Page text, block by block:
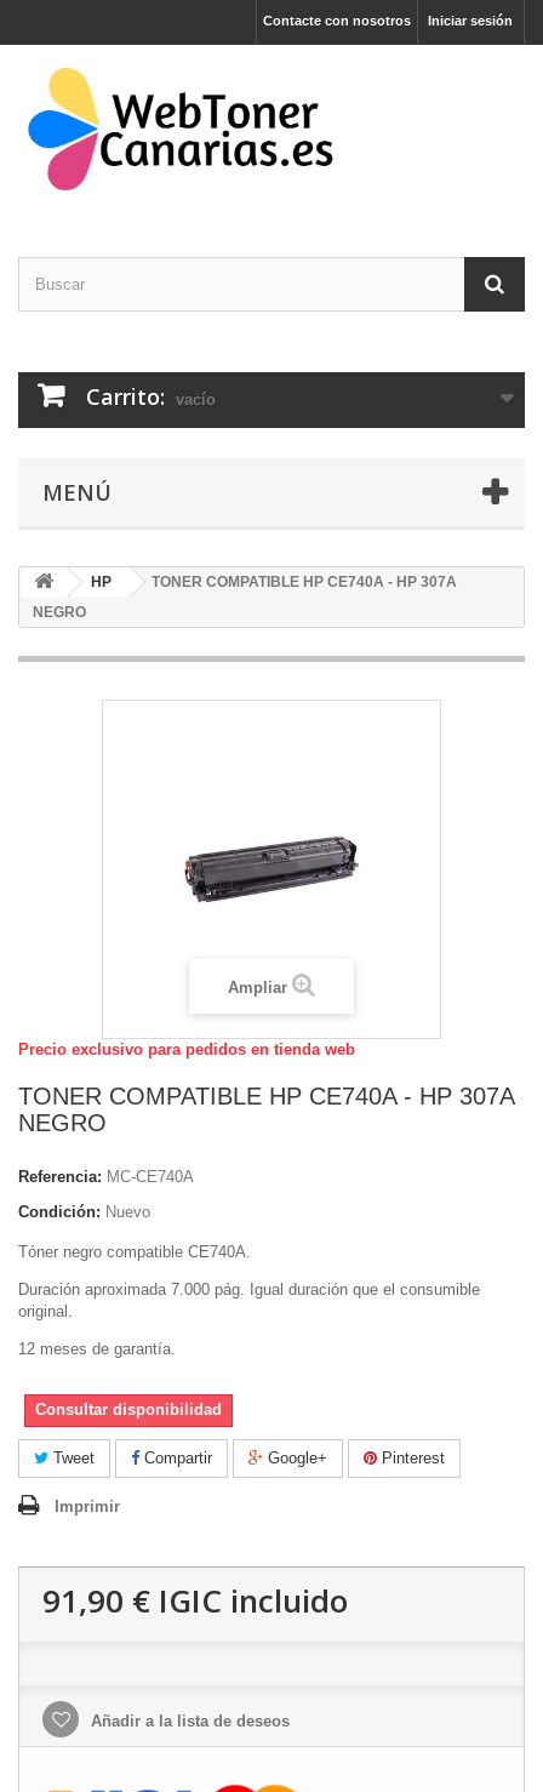
Iniciar sesión
Contacte con nosotros
Carrito: vacío
MENÚ
HP
TONER COMPATIBLE HP CE740A - HP 307A
NEGRO
Ampliar
Precio exclusivo para pedidos en tienda web
TONER COMPATIBLE HP CE740A - HP 307A
NEGRO
Referencia: MC-CE740A
Condición: Nuevo
Tóner negro compatible CE740A
Duración aproximada 7.000 pág. Igual duración que el consumible
original.
12 meses de garantía.
Consultar disponibilidad
Tweet Compartir Google+ Pinterest
Imprimir
91,90 € IGIC incluido
Añadir a la lista de deseos